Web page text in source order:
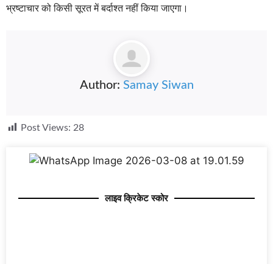
भ्रष्टाचार को किसी सूरत में बर्दाश्त नहीं किया जाएगा।
Author: Samay Siwan
Post Views: 28
लाइव क्रिकेट स्कोर